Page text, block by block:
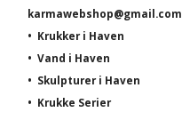
karmawebshop@gmail.com
• Krukker i Haven
• Vand i Haven
• Skulpturer i Haven
• Krukke Serier